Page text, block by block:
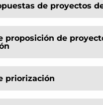
de proyectos
proposición de
priorización